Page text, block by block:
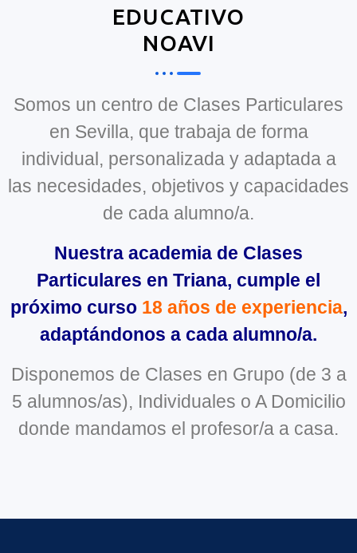
EDUCATIVO
NOAVI
Somos un centro de Clases Particulares
en Sevilla, que trabaja de forma
individual, personalizada y adaptada a
las necesidades, objetivos y capacidades
de cada alumno/a.
Nuestra academia de Clases
Particulares en Triana, cumple el
próximo curso 18 años de experiencia,
adaptándonos a cada alumno/a.
Disponemos de Clases en Grupo (de 3 a
5 alumnos/as), Individuales o A Domicilio
donde mandamos el profesor/a a casa.